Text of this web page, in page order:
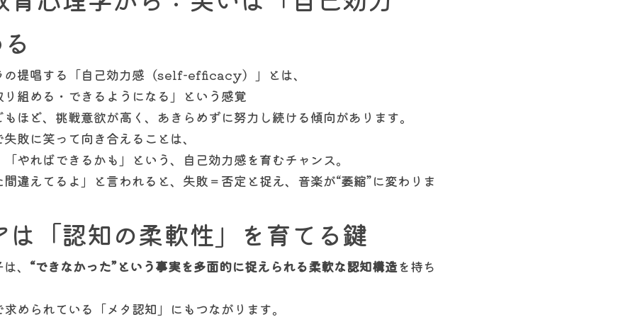
の提唱する「自己効力感（self-efficacy）」とは、
組める・できるようになる」という感覚
ほど、挑戦意欲が高く、あきらめずに努力し続ける傾向があります。
敗に笑って向き合えることは、
やればできるかも」という、自己効力感を育むチャンス。
違えてるよ」と言われると、失敗＝否定と捉え、音楽が“萎縮”に変わりま
「認知の柔軟性」を育てる鍵
、 “できなかった”という事実を多面的に捉えられる柔軟な認知構造を持ち
められている「メタ認知」にもつながります。